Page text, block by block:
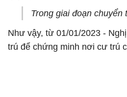
Trong giai đoạn
Như vậy, từ 01/01/2023 -
trú để chứng minh nơi cư trú